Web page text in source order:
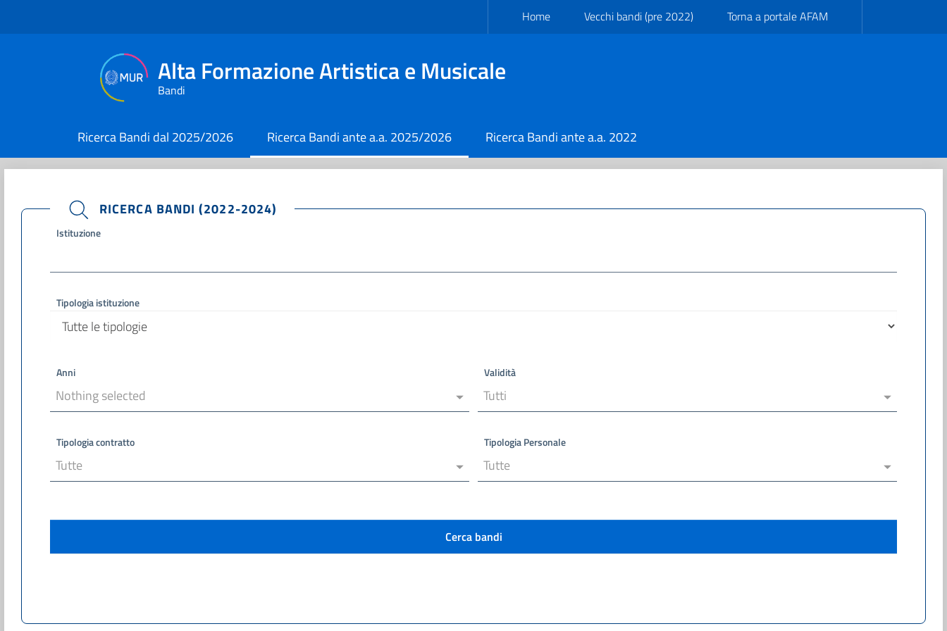
Home Vecchi bandi (pre 2022) Torna a portale AFAM
Alta Formazione Artistica e Musicale
Bandi
Ricerca Bandi dal 2025/2026
current Ricerca Bandi ante a.a. 2025/2026
current Ricerca Bandi ante a.a. 2022
current
CONFERMATO
RICERCA BANDI (2022-2024)
Istituzione
Tipologia istituzione
Anni
Nothing selected
Validità
Tutti
Tipologia contratto
Tutte
Tipologia Personale
Tutte
Cerca bandi